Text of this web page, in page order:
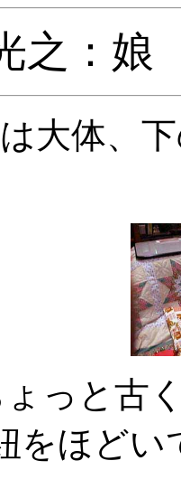
之：娘
大体、
っと古
をほどい